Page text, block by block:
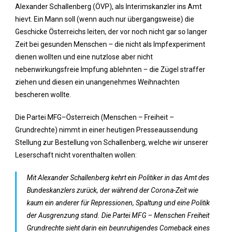
Alexander Schallenberg (ÖVP), als Interimskanzler ins Amt
hievt. Ein Mann soll (wenn auch nur übergangsweise) die
Geschicke Österreichs leiten, der vor noch nicht gar so langer
Zeit bei gesunden Menschen – die nicht als Impfexperiment
dienen wollten und eine nutzlose aber nicht
nebenwirkungsfreie Impfung ablehnten – die Zügel straffer
ziehen und diesen ein unangenehmes Weihnachten
bescheren wollte.
Die Partei MFG–Österreich (Menschen – Freiheit –
Grundrechte) nimmt in einer heutigen Presseaussendung
Stellung zur Bestellung von Schallenberg, welche wir unserer
Leserschaft nicht vorenthalten wollen:
Mit Alexander Schallenberg kehrt ein Politiker in das Amt des
Bundeskanzlers zurück, der während der Corona-Zeit wie
kaum ein anderer für Repressionen, Spaltung und eine Politik
der Ausgrenzung stand. Die Partei MFG – Menschen Freiheit
Grundrechte sieht darin ein beunruhigendes Comeback eines